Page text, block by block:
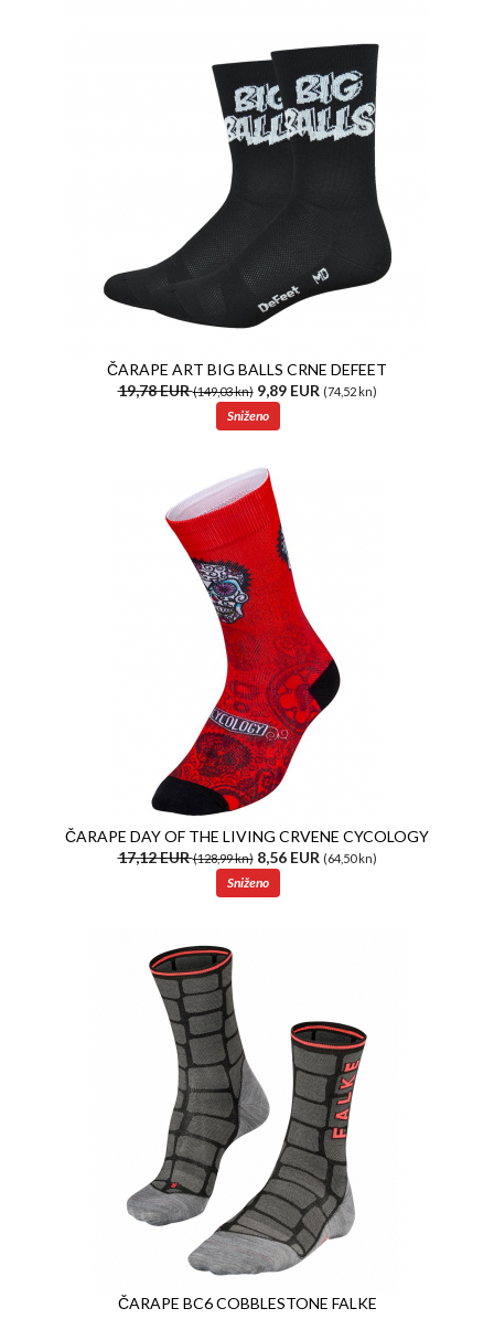
ČARAPE ART BIG BALLS CRNE DEFEET
19,78 EUR(149,03 kn)9,89 EUR (74,52 kn)
Sniženo
ČARAPE DAY OF THE LIVING CRVENE CYCOLOGY
17,12 EUR(128,99 kn)8,56 EUR (64,50 kn)
Sniženo
ČARAPE BC6 COBBLESTONE FALKE